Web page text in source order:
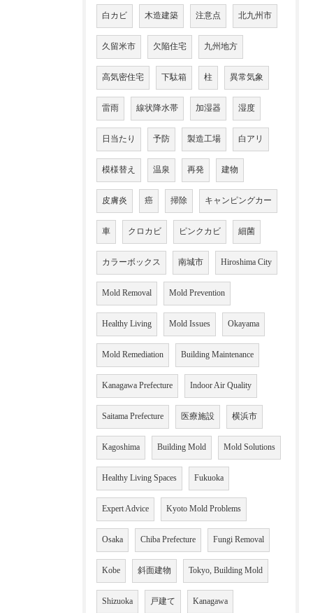
白カビ 木造建築 注意点 北九州市
久留米市 欠陥住宅 九州地方
高気密住宅 下駄箱 柱 異常気象
雷雨 線状降水帯 加湿器 湿度
日当たり 予防 製造工場 白アリ
模様替え 温泉 再発 建物
皮膚炎 癌 掃除 キャンピングカー
車 クロカビ ピンクカビ 細菌
カラーボックス 南城市 Hiroshima City
Mold Removal Mold Prevention
Healthy Living Mold Issues Okayama
Mold Remediation Building Maintenance
Kanagawa Prefecture Indoor Air Quality
Saitama Prefecture 医療施設 横浜市
Kagoshima Building Mold Mold Solutions
Healthy Living Spaces Fukuoka
Expert Advice Kyoto Mold Problems
Osaka Chiba Prefecture Fungi Removal
Kobe 斜面建物 Tokyo, Building Mold
Shizuoka 戸建て Kanagawa